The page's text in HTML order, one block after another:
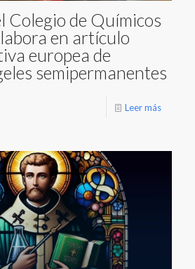
Colegio de Químicos
en artículo
europea de
semipermanentes
Leer más